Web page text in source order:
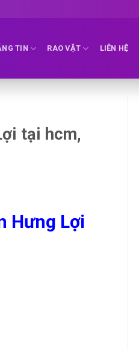
TIN RAO VẶT LIÊN HỆ
tại hcm,
Hưng Lợi